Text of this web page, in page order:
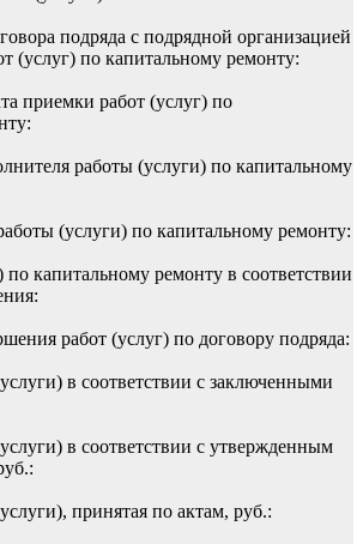
подряда с подрядной организацией
(услуг) по капитальному ремонту:
приемки работ (услуг) по
работы (услуги) по капитальному
(услуги) по капитальному ремонту:
капитальному ремонту в соответствии
работ (услуг) по договору подряда:
в соответствии с заключенными
в соответствии с утвержденным
принятая по актам, руб.: